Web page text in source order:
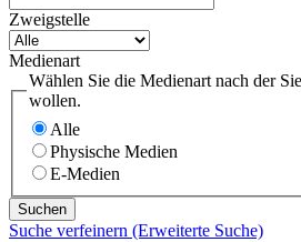
Zweigstelle
Medienart
Wählen Sie die Medienart nach der
wollen.
Alle
Physische Medien
E-Medien
Suche verfeinern (Erweiterte Suche)